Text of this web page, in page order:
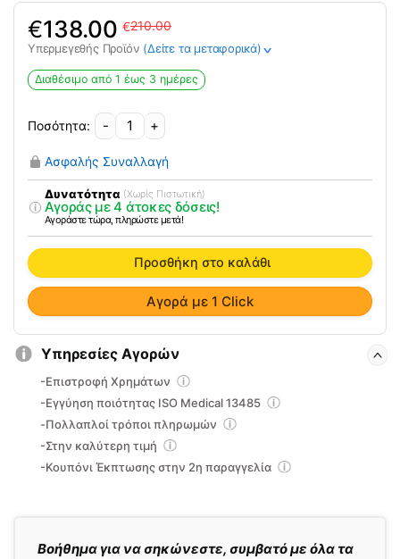
Βοήθημα για να σηκώνεστε, συμβατό με όλα τα
210.00
€
was:
210.00€.
138.00
€
τιμή
είναι:
Υπερμεγεθής Προϊόν (Δείτε τα μεταφορικά)>
Διαθέσιμο από 1 έως 3 ημέρες
-
Εξωτερικός
Αναρτήρας
Δαπέδου
Έλξης
Κρεβατιού-
Κλίνης
10-
2-
162
ποσότητα
+
Ασφαλής Συναλλαγή
Δυνατότητα (Χωρίς Πιστωτική)
Αγοράς με 4 άτοκες δόσεις!
Αγοράστε τώρα, πληρώστε μετά!
Προσθήκη στο καλάθι
Αγορά με 1 Click
Υπηρεσίες Αγορών
-Επιστροφή Χρημάτων
-Εγγύηση ποιότητας ISO Medical 13485
-Πολλαπλοί τρόποι πληρωμών
-Στην καλύτερη τιμή
-Κουπόνι Έκπτωσης στην 2η παραγγελία